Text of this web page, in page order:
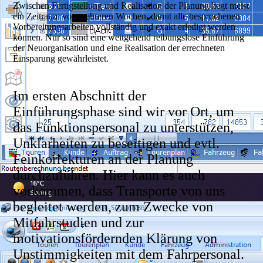
Zwischen Fertigstellung und Realisation der Planung liegt meist
ein Zeitraum von mehreren Wochen, damit alle besprochenen
Vorbereitungsarbeiten vollständig und exakt erledigt werden
können. Nur so sind eine weitgehend reibungslose Einführung
der Neuorganisation und eine Realisation der errechneten
Einsparung gewährleistet.
Im ersten Abschnitt der
Einführungsphase sind wir vor Ort, um
das Funktionspersonal zu unterstützen,
Unklarheiten zu beseitigen und evtl.
Feinkorrekturen an der Planung
durchzuführen. Hier kann es auch
vorkommen, dass Transporte von uns
begleitet werden, zum Zwecke von
Mitfahrstudien und zur
motivationsfördernden Klärung von
Unstimmigkeiten mit dem Fahrpersonal.